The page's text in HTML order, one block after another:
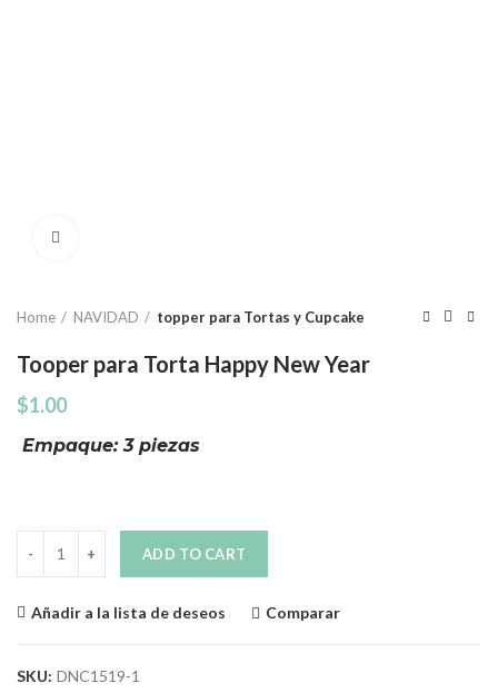
Home NAVIDAD topper para Tortas y Cupcake
Tooper para Torta Happy New Year
$1.00
Empaque: 3 piezas
ADD TO CART
Añadir a la lista de deseos Comparar
SKU: DNC1519-1